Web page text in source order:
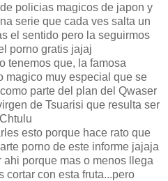
policias magicos de japon y
serie que cada ves salta un
el sentido pero la seguirmos
porno gratis jajaj
tenemos que, la famosa
magico muy especial que se
parte del plan del Qwaser
de Tsuarisi que resulta ser
esto porque hace rato que
porno de este informe jajaja
porque mas o menos llega
cortar con esta fruta...pero